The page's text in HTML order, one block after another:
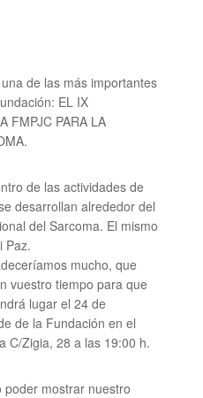
de las más importantes
EL IX
FMPJC PARA LA
de las actividades de
desarrollan alrededor del
del Sarcoma. El mismo
Paz.
mucho, que
vuestro tiempo para que
lugar el 24 de
de la Fundación en el
C/Zigia, 28 a las 19:00 h.
poder mostrar nuestro